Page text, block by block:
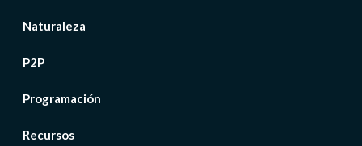
Naturaleza
P2P
Programación
Recursos